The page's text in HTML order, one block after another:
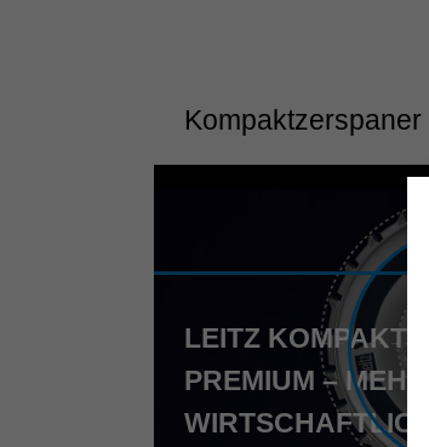
LEITZ
PREMIUM – MEHR